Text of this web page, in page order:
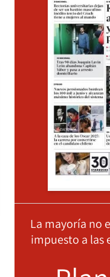
La mayoría no
impuesto a las